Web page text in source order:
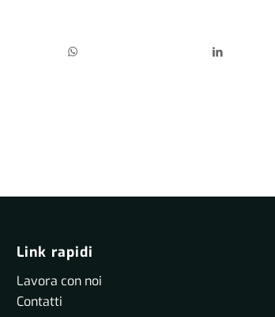
Link rapidi
Lavora con noi
Contatti